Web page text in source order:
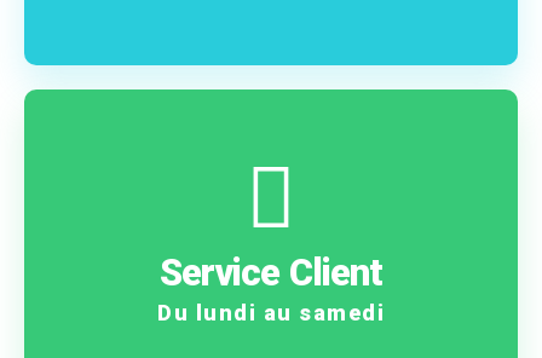
Service Client
Du lundi au samedi
Une question ? Un
problème ?